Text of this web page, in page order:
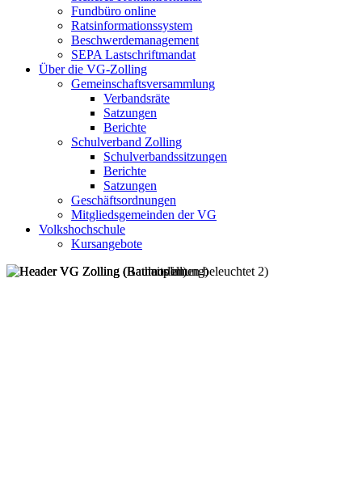
Fundbüro online
Ratsinformationssystem
Beschwerdemanagement
SEPA Lastschriftmandat
Über die VG-Zolling
Gemeinschaftsversammlung
Verbandsräte
Satzungen
Berichte
Schulverband Zolling
Schulverbandssitzungen
Berichte
Satzungen
Geschäftsordnungen
Mitgliedsgemeinden der VG
Volkshochschule
Kursangebote